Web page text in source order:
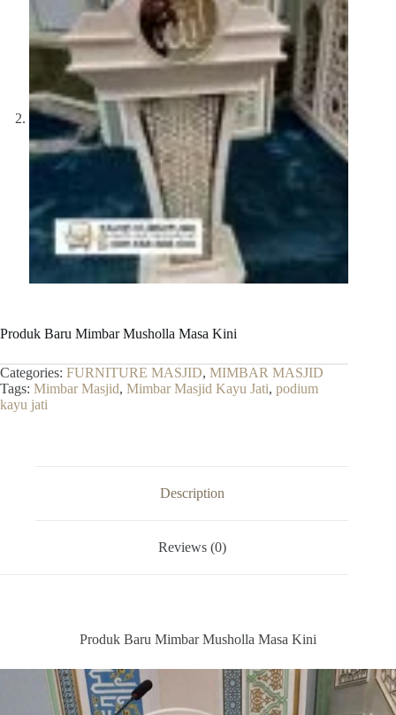
Produk Baru Mimbar Musholla Masa Kini
Categories: FURNITURE MASJID, MIMBAR MASJID
Tags: Mimbar Masjid, Mimbar Masjid Kayu Jati, podium
kayu jati
Description
Reviews (0)
Produk Baru Mimbar Musholla Masa Kini